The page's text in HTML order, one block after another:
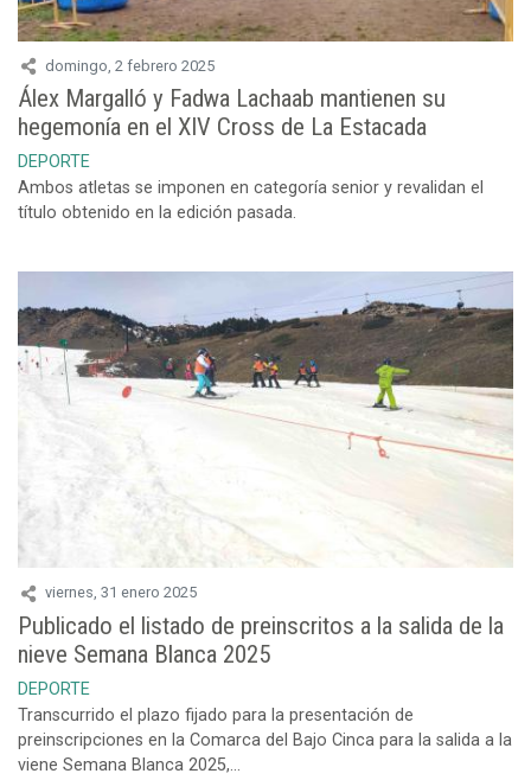
domingo, 2 febrero 2025
Álex Margalló y Fadwa Lachaab mantienen su
hegemonía en el XIV Cross de La Estacada
DEPORTE
Ambos atletas se imponen en categoría senior y revalidan el
título obtenido en la edición pasada.
viernes, 31 enero 2025
Publicado el listado de preinscritos a la salida de la
nieve Semana Blanca 2025
DEPORTE
Transcurrido el plazo fijado para la presentación de
preinscripciones en la Comarca del Bajo Cinca para la salida a la
viene Semana Blanca 2025,...